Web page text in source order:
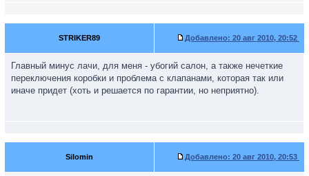
STRIKER89 Добавлено: 20 авг 2010, 20:52
Главный минус лачи, для меня - убогий салон, а также нечеткие
переключения коробки и проблема с клапанами, которая так или
иначе придет (хоть и решается по гарантии, но неприятно).
Silomin Добавлено: 20 авг 2010, 20:53